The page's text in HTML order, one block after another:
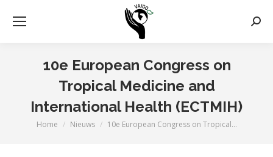
10e European Congress on
Tropical Medicine and
International Health (ECTMIH)
Je bent hier:
Home Nieuws 10e European Congress on Tropical…